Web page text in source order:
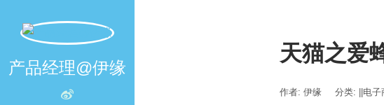
产品经理@伊缘
天猫之爱
作者: 伊缘 分类: ||电子